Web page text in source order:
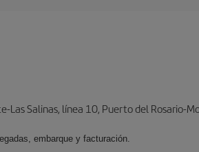
Las Salinas, línea 10, Puerto del Rosario-
embarque y facturación.